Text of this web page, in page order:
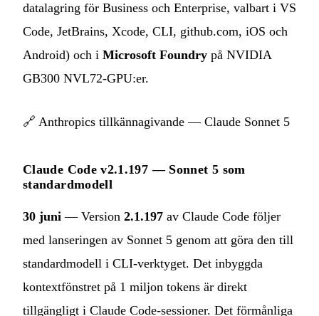
datalagring för Business och Enterprise, valbart i VS
Code, JetBrains, Xcode, CLI, github.com, iOS och
Android) och i Microsoft Foundry på NVIDIA
GB300 NVL72-GPU:er.
🔗 Anthropics tillkännagivande — Claude Sonnet 5
Claude Code v2.1.197 — Sonnet 5 som
standardmodell
30 juni — Version 2.1.197 av Claude Code följer
med lanseringen av Sonnet 5 genom att göra den till
standardmodell i CLI-verktyget. Det inbyggda
kontextfönstret på 1 miljon tokens är direkt
tillgängligt i Claude Code-sessioner. Det förmånliga